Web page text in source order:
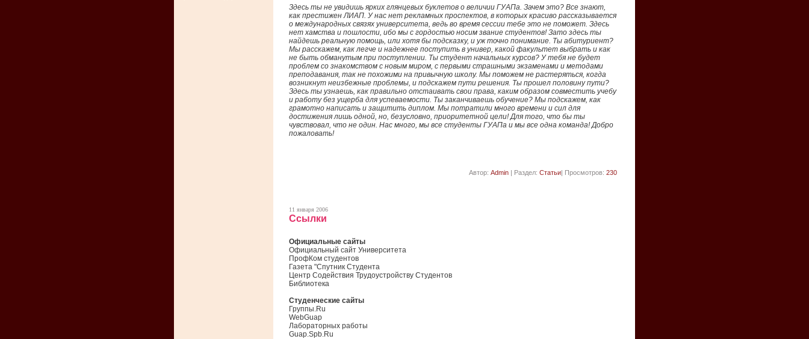
Здесь ты не увидишь ярких глянцевых буклетов о величии ГУАПа. Зачем это? Все знают,
как престижен ЛИАП. У нас нет рекламных проспектов, в которых красиво рассказывается
о международных связях университета, ведь во время сессии тебе это не поможет. Здесь
нет хамства и пошлости, ибо мы с гордостью носим звание студентов! Зато здесь ты
найдешь реальную помощь, или хотя бы подсказку, и уж точно понимание. Ты абитуриент?
Мы расскажем, как легче и надежнее поступить в универ, какой факультет выбрать и как
не быть обманутым при поступлении. Ты студент начальных курсов? У тебя не будет
проблем со знакомством с новым миром, с первыми страшными экзаменами и методами
преподавания, так не похожими на привычную школу. Мы поможем не растеряться, когда
возникнут неизбежные проблемы, и подскажем пути решения. Ты прошел половину пути?
Здесь ты узнаешь, как правильно отстаивать свои права, каким образом совместить учебу
и работу без ущерба для успеваемости. Ты заканчиваешь обучение? Мы подскажем, как
грамотно написать и защитить диплом. Мы потратили много времени и сил для
достижения лишь одной, но, безусловно, приоритетной цели! Для того, что бы ты
чувствовал, что не один. Нас много, мы все студенты ГУАПа и мы все одна команда! Добро
пожаловать!
Автор: Admin | Раздел: Статьи| Просмотров: 230
11 января 2006
Ссылки
Официальные сайты
Официальный сайт Университета
ПрофКом студентов
Газета "Спутник Студента
Центр Содействия Трудоустройству Студентов
Библиотека
Студенческие сайты
Группы.Ru
WebGuap
Лабораторных работы
Guap.Spb.Ru